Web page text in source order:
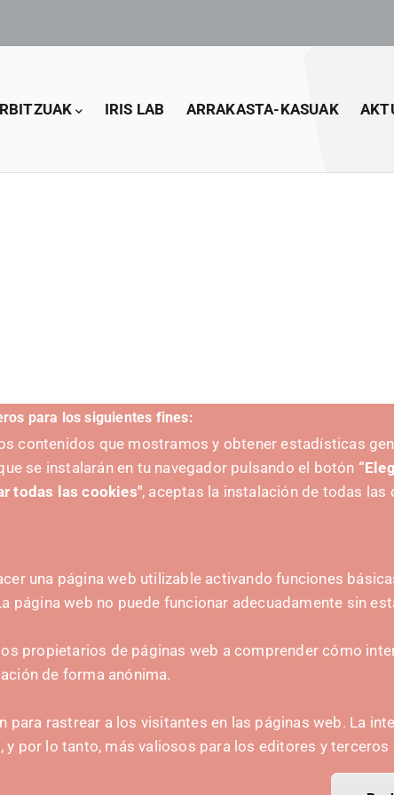
IRIS LAB ARRAKASTA-KASUAK
HARREMANETARAKO
(+34) 628 23 12
Prentsa-kita
para los siguientes fines:
contenidos que mostramos y obtener estadísticas
se instalarán en tu navegador pulsando el botón
todas las cookies", aceptas la instalación de todas las
una página web utilizable activando funciones
página web no puede funcionar adecuadamente sin
propietarios de páginas web a comprender cómo
de forma anónima.
para rastrear a los visitantes en las páginas web. La
por lo tanto, más valiosos para los editores y terceros